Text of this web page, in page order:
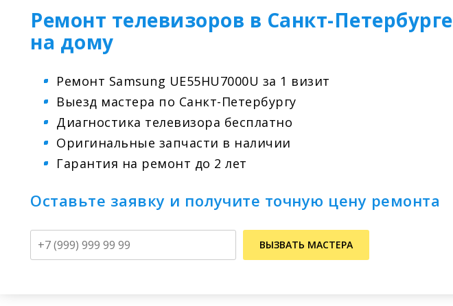
Ремонт телевизоров в Санкт-Петербурге
на дому
Ремонт Samsung UE55HU7000U за 1 визит
Выезд мастера по Санкт-Петербургу
Диагностика телевизора бесплатно
Оригинальные запчасти в наличии
Гарантия на ремонт до 2 лет
Оставьте заявку и получите точную цену ремонта
ВЫЗВАТЬ МАСТЕРА